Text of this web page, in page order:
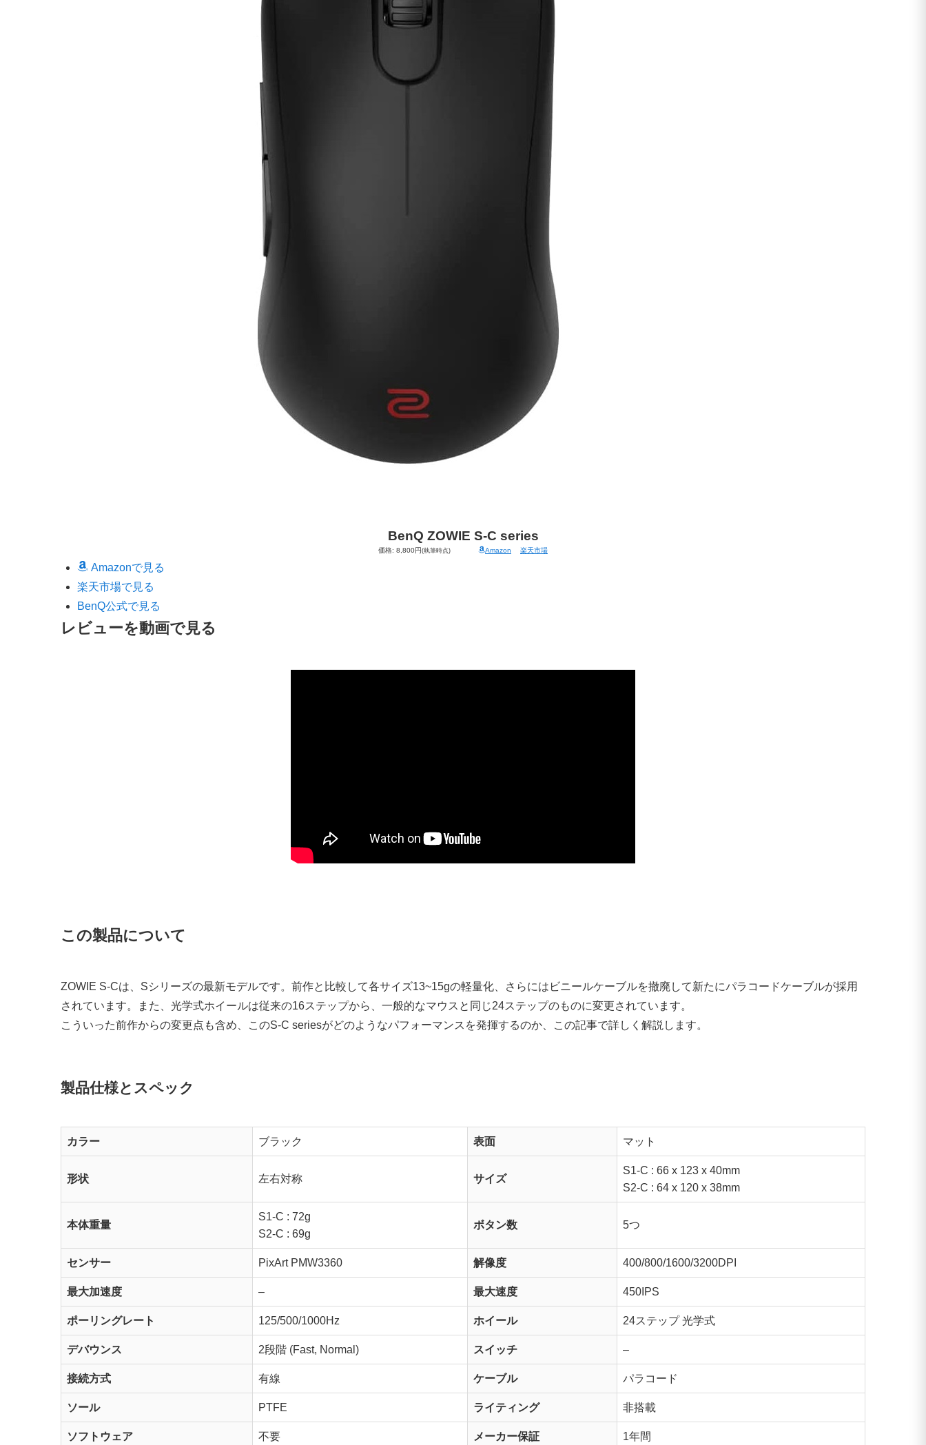
BenQ ZOWIE S-C series
価格: 8,800円(執筆時点) Amazon 楽天市場
Amazonで見る
楽天市場で見る
BenQ公式で見る
レビューを動画で見る
この製品について
ZOWIE S-Cは、Sシリーズの最新モデルです。前作と比較して各サイズ13~15gの軽量化、さらにはビニールケーブルを撤廃して新たにパラコードケーブルが採用
されています。また、光学式ホイールは従来の16ステップから、一般的なマウスと同じ24ステップのものに変更されています。
こういった前作からの変更点も含め、このS-C seriesがどのようなパフォーマンスを発揮するのか、この記事で詳しく解説します。
製品仕様とスペック
カラー ブラック 表面 マット
形状 左右対称 サイズ
S1-C : 66 x 123 x 40mm
S2-C : 64 x 120 x 38mm
本体重量
S1-C : 72g
S2-C : 69g
ボタン数 5つ
センサー PixArt PMW3360 解像度 400/800/1600/3200DPI
最大加速度 – 最大速度 450IPS
ポーリングレート 125/500/1000Hz ホイール 24ステップ 光学式
デバウンス 2段階 (Fast, Normal) スイッチ –
接続方式 有線 ケーブル パラコード
ソール PTFE ライティング 非搭載
ソフトウェア 不要 メーカー保証 1年間